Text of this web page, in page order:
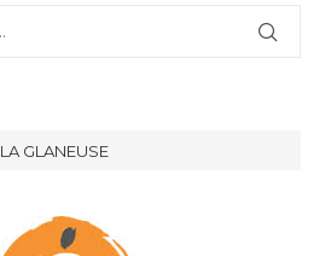
LA GLANEUSE